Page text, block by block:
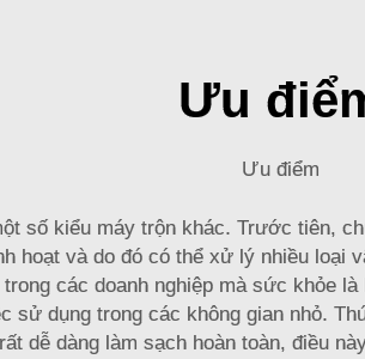
Ưu
Ưu điểm
số kiểu máy trộn khác. Trước tiên,
hoạt và do đó có thể xử lý nhiều
các doanh nghiệp mà sức khỏe
sử dụng trong các không gian nhỏ.
dễ dàng làm sạch hoàn toàn, điều